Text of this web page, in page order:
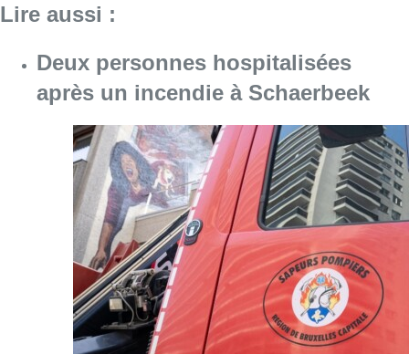
Lire aussi :
Deux personnes hospitalisées
après un incendie à Schaerbeek